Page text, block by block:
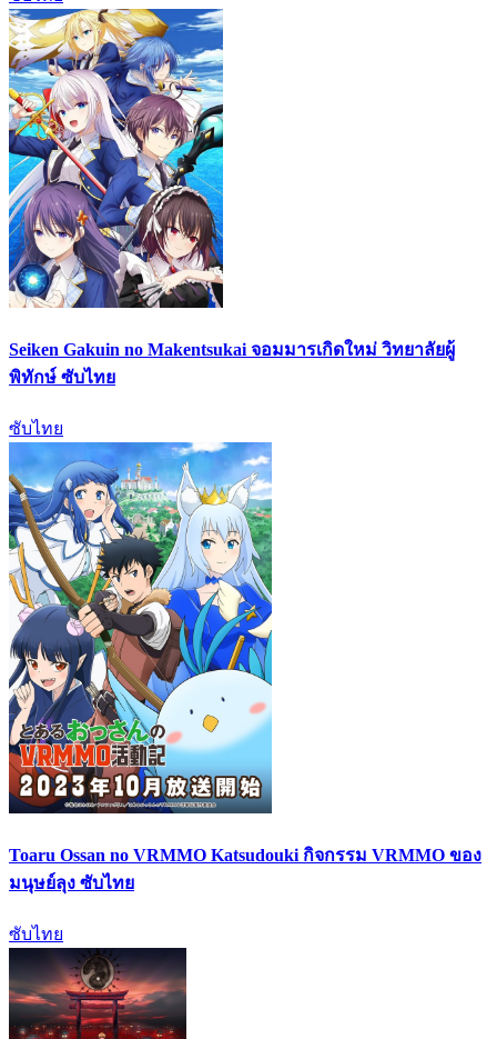
Seiken Gakuin no Makentsukai จอมมารเกิดใหม่ วิทยาลัยผู้
พิทักษ์ ซับไทย
ซับไทย
Toaru Ossan no VRMMO Katsudouki กิจกรรม VRMMO ของ
มนุษย์ลุง ซับไทย
ซับไทย